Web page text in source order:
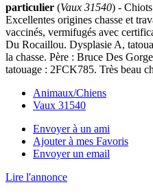
particulier (Vaux 31540) -
Excellentes origines chasse et
vaccinés, vermifugés avec
Du Rocaillou. Dysplasie A,
la chasse. Père : Bruce Des
tatouage : 2FCK785. Très beau
Animaux/Chiens
Vaux 31540
Envoyer à un ami
Ajouter à mes Favoris
Envoyer un email
Lire l'annonce